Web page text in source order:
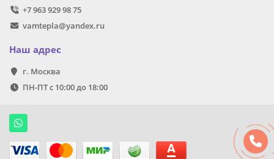
+7 963 929 98 75
vamtepla@yandex.ru
Наш адрес
г. Москва
ПН-ПТ с 10:00 до 18:00